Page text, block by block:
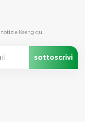
Kseng qui.